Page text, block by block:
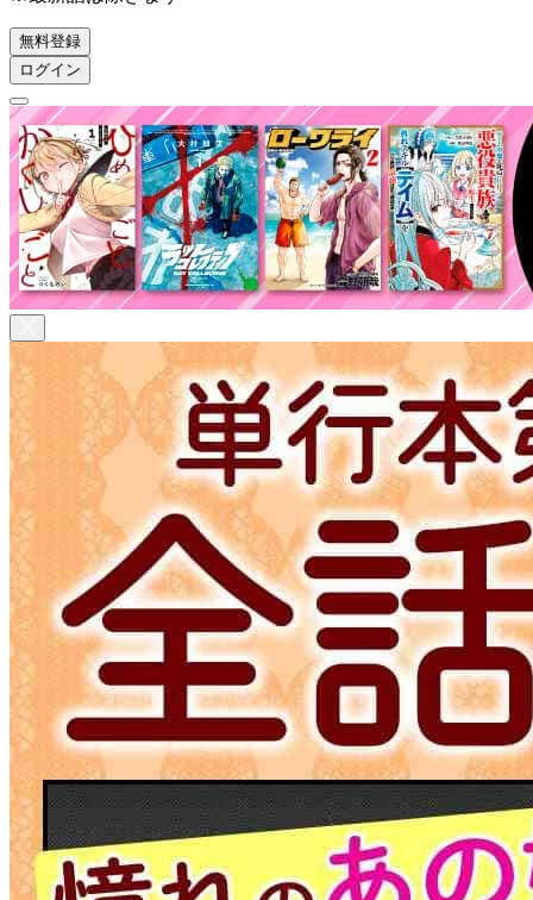
無料登録
ログイン